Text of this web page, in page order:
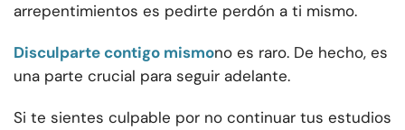
arrepentimientos es pedirte perdón a ti mismo.
Disculparte contigo mismono es raro. De hecho, es
una parte crucial para seguir adelante.
Si te sientes culpable por no continuar tus estudios